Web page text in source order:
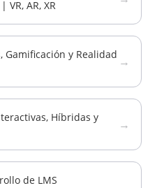
AR, XR
Gamificación y Realidad →
Híbridas y
→
de LMS